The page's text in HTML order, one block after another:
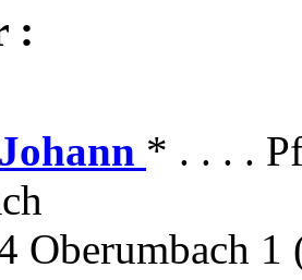
:
* . . . .
Oberumbach 1